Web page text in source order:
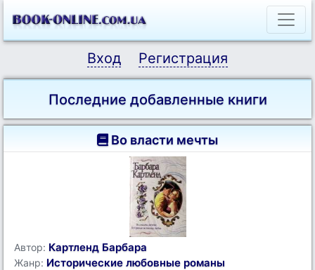
Вход Регистрация
Последние добавленные книги
Во власти мечты
Автор: Картленд Барбара
Жанр: Исторические любовные романы